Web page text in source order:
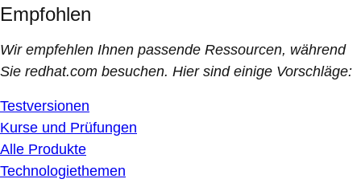
Empfohlen
Wir empfehlen Ihnen passende Ressourcen, während
Sie redhat.com besuchen. Hier sind einige Vorschläge:
Testversionen
Kurse und Prüfungen
Alle Produkte
Technologiethemen